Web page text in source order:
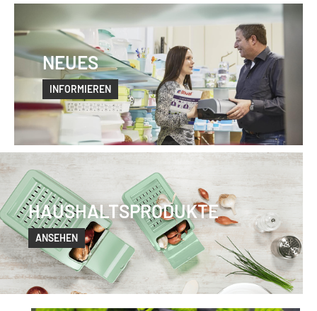
NEUES
INFORMIEREN
HAUSHALTSPRODUKTE
ANSEHEN